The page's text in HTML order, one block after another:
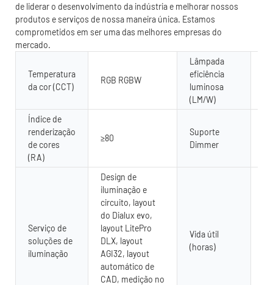
de liderar o desenvolvimento da indústria e melhorar nossos
produtos e serviços de nossa maneira única. Estamos
comprometidos em ser uma das melhores empresas do
mercado.
Temperatura
da cor (CCT)
RGB RGBW
Lâmpada
eficiência
luminosa
(LM/W)
Índice de
renderização
de cores
(RA)
≥80
Suporte
Dimmer
Serviço de
soluções de
iluminação
Design de
iluminação e
circuito, layout
do Dialux evo,
layout LitePro
DLX, layout
AGI32, layout
automático de
CAD, medição no
Vida útil
(horas)